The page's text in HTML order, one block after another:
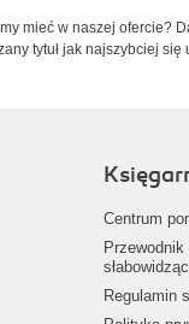
mieć w naszej ofercie?
tytuł jak najszybciej się
Centrum
Regulamin